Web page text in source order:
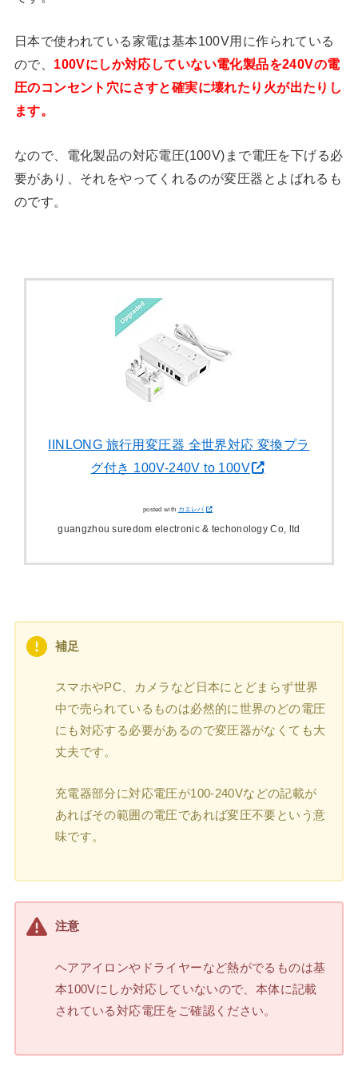
日本で使われている家電は基本100V用に作られている
ので、 100Vにしか対応していない電化製品を240Vの電
圧のコンセント穴にさすと確実に壊れたり火が出たりし
ます。
なので、電化製品の対応電圧(100V)まで電圧を下げる必
要があり、それをやってくれるのが変圧器とよばれるも
のです。
IINLONG 旅行用変圧器 全世界対応 変換プラ
グ付き 100V-240V to 100V
posted with カエレバ
guangzhou suredom electronic & techonology Co, ltd
補足
スマホやPC、カメラなど日本にとどまらず世界
中で売られているものは必然的に世界のどの電圧
にも対応する必要があるので変圧器がなくても大
丈夫です。
充電器部分に対応電圧が100-240Vなどの記載が
あればその範囲の電圧であれば変圧不要という意
味です。
注意
ヘアアイロンやドライヤーなど熱がでるものは基
本100Vにしか対応していないので、本体に記載
されている対応電圧をご確認ください。